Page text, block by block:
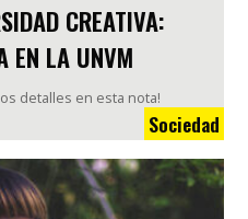
CREATIVA:
EN LA UNVM
detalles en esta nota!
Sociedad